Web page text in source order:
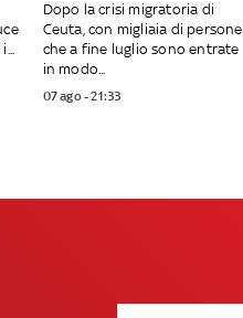
Dopo la crisi migratoria di
Ceuta, con migliaia di persone
che a fine luglio sono entrate
in modo...
07 ago - 21:33